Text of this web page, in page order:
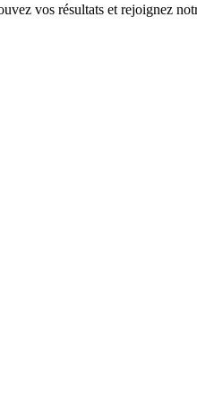
vos résultats et rejoignez